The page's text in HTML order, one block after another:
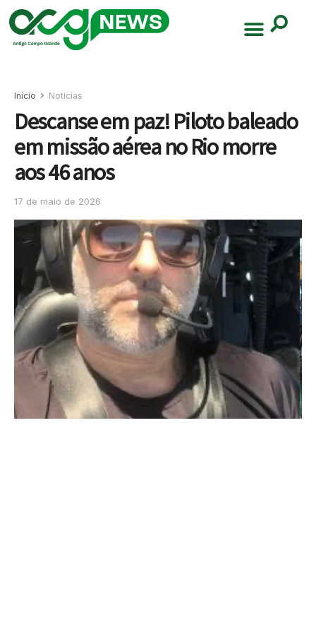
Início Noticias
Descanse em paz! Piloto baleado
em missão aérea no Rio morre
aos 46 anos
17 de maio de 2026